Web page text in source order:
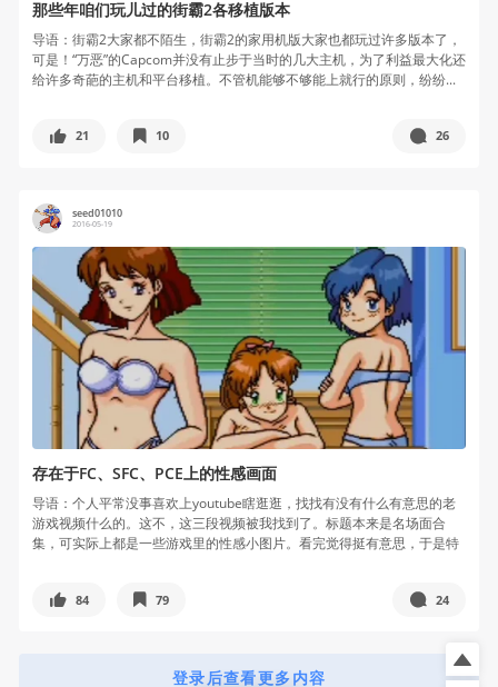
那些年咱们玩儿过的街霸2各移植版本
导语：街霸2大家都不陌生，街霸2的家用机版大家也都玩过许多版本了，
可是！“万恶”的Capcom并没有止步于当时的几大主机，为了利益最大化还
给许多奇葩的主机和平台移植。不管机能够不够能上就行的原则，纷纷...
21 10 26
seed01010
2016-05-19
存在于FC、SFC、PCE上的性感画面
导语：个人平常没事喜欢上youtube瞎逛逛，找找有没有什么有意思的老
游戏视频什么的。这不，这三段视频被我找到了。标题本来是名场面合
集，可实际上都是一些游戏里的性感小图片。看完觉得挺有意思，于是特
84 79 24
登录后查看更多内容